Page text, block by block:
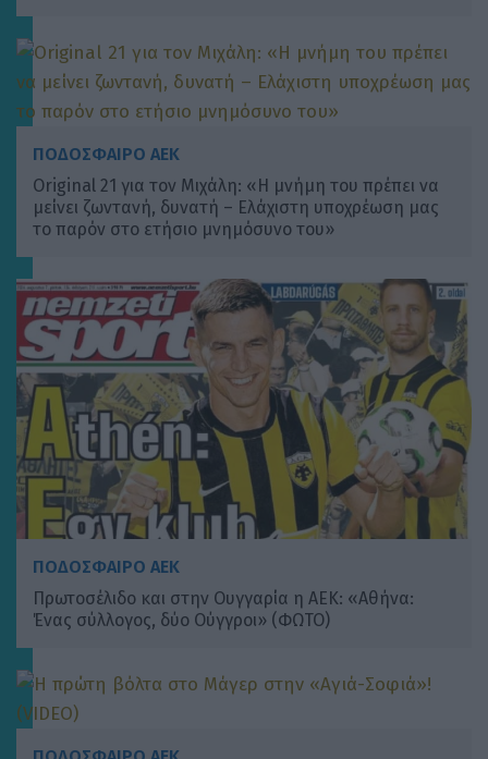
ΠΟΔΟΣΦΑΙΡΟ ΑΕΚ
Original 21 για τον Μιχάλη: «Η μνήμη του πρέπει να
μείνει ζωντανή, δυνατή – Ελάχιστη υποχρέωση μας
το παρόν στο ετήσιο μνημόσυνο του»
ΠΟΔΟΣΦΑΙΡΟ ΑΕΚ
Πρωτοσέλιδο και στην Ουγγαρία η ΑΕΚ: «Αθήνα:
Ένας σύλλογος, δύο Ούγγροι» (ΦΩΤΟ)